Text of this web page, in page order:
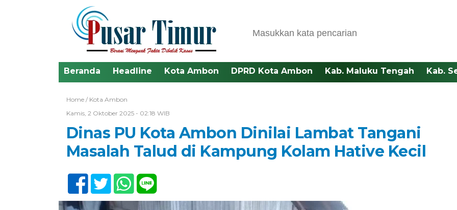
Beranda Headline Kota Ambon DPRD Kota Ambon Kab. Maluku Tengah Kab.
Home / Kota Ambon
Kamis, 2 Oktober 2025 - 02:18 WIB
Dinas PU Kota Ambon Dinilai Lambat Tangani
Masalah Talud di Kampung Kolam Hative Kecil